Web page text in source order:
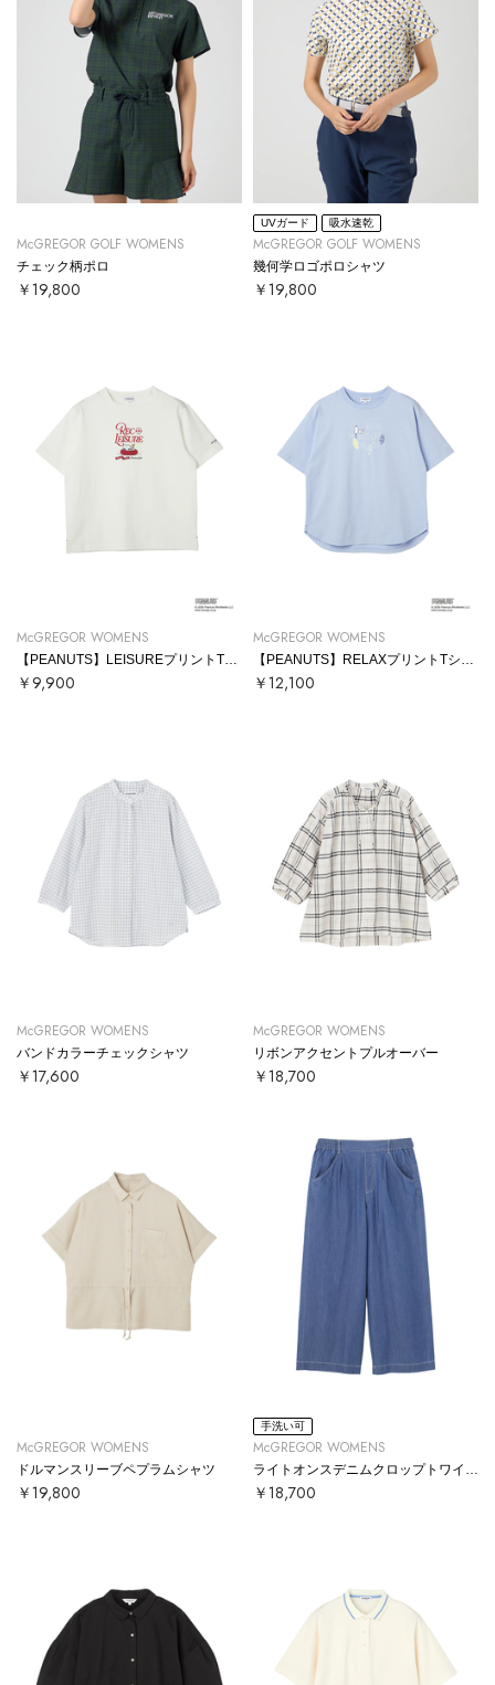
McGREGOR GOLF WOMENS
チェック柄ポロ
￥19,800
UVガード 吸水速乾
McGREGOR GOLF WOMENS
幾何学ロゴポロシャツ
￥19,800
McGREGOR WOMENS
￥9,900
McGREGOR WOMENS
￥12,100
McGREGOR WOMENS
バンドカラーチェックシャツ
￥17,600
McGREGOR WOMENS
リボンアクセントプルオーバー
￥18,700
McGREGOR WOMENS
ドルマンスリーブペプラムシャツ
￥19,800
手洗い可
McGREGOR WOMENS
￥18,700